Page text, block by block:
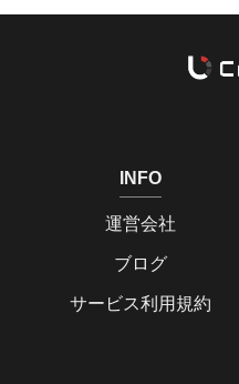
INFO
運営会社
ブログ
サービス利用規約